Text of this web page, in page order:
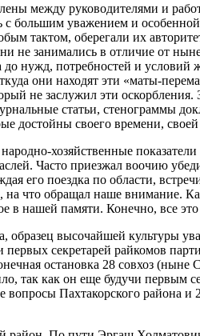
между руководителями и
большим уважением и
тактом, оберегали их
не занимались в отличие от
нужд, потребностей и
они находят эти «маты-
не заслужил эти
статьи, стенограммы
достойны своего времени,
хозяйственные
Часто приезжал воочию
его поездка по области,
на что обращал наше
в нашей памяти. Конечно, все
образец высочайшей культуры
секретарей райкомов
остановка 28 совхоз
так как он еще будучи первым
Пахтакорского района и